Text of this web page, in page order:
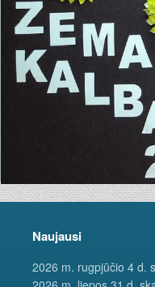
Naujausi
2026 m. rugpjūčio 4 d.